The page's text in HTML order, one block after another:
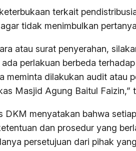
terkait
tidak menimbulkan
atau surat penyerahan,
perlakuan berbeda
meminta dilakukan audit atau
Masjid Agung Baitul Faizin,”
DKM menyatakan bahwa
dan prosedur yang
persetujuan dari pihak